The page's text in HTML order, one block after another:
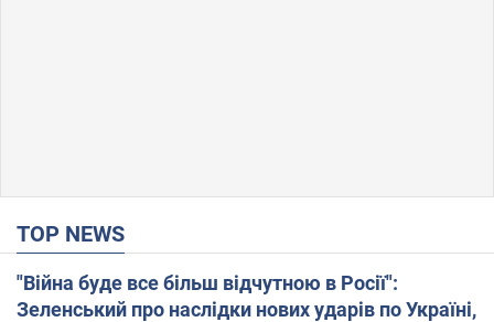
TOP NEWS
"Війна буде все більш відчутною в Росії":
Зеленський про наслідки нових ударів по Україні,